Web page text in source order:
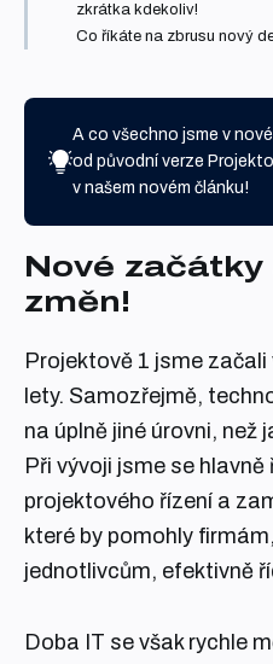
zkrátka kdekoliv!
Co říkáte na zbrusu nový
A co všechno jsme v
od původní verze
v našem novém článku!
Nové
změn!
Projektově 1 jsme začali
lety. Samozřejmě,
na úplně jiné úrovni, než
Při vývoji jsme se hlavně
projektového řízení a
které by pomohly
jednotlivcům, efektivně
Doba IT se však rychle